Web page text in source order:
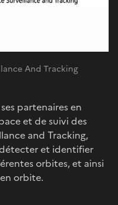
And Tracking
partenaires en
et de suivi des
and Tracking,
détecter et identifier
orbites, et ainsi
orbite.